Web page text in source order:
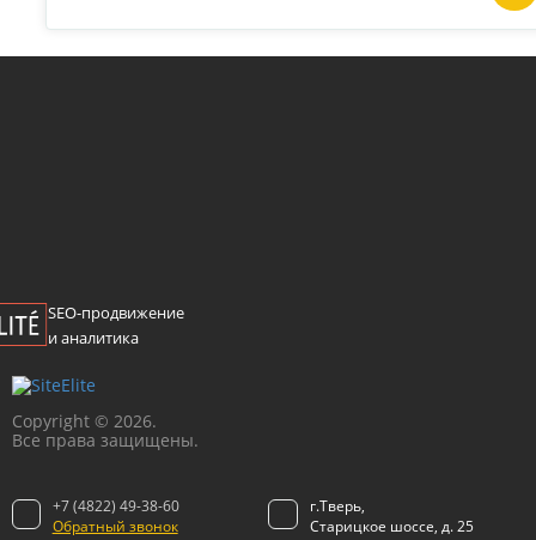
SEO-продвижение
и аналитика
Сopyright © 2026.
Все права защищены.
+7 (4822) 49-38-60
Обратный звонок
г.Тверь,
Старицкое шоссе, д. 25